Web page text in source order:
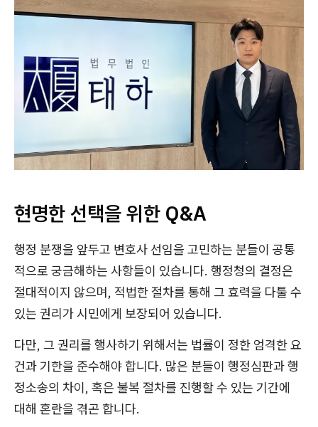
현명한 선택을 위한 Q&A
행정 분쟁을 앞두고 변호사 선임을 고민하는 분들이 공통
적으로 궁금해하는 사항들이 있습니다. 행정청의 결정은
절대적이지 않으며, 적법한 절차를 통해 그 효력을 다툴 수
있는 권리가 시민에게 보장되어 있습니다.
다만, 그 권리를 행사하기 위해서는 법률이 정한 엄격한 요
건과 기한을 준수해야 합니다. 많은 분들이 행정심판과 행
정소송의 차이, 혹은 불복 절차를 진행할 수 있는 기간에
대해 혼란을 겪곤 합니다.